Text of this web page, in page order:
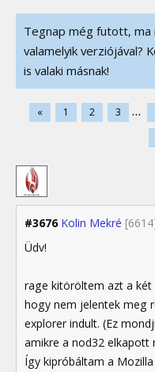
Tegnap még futott, ma
valamelyik verziójával?
is valaki másnak!
« 1 2 3 ...
#3676 Kolin Mekré
Üdv!
rage kitöröltem azt a két
hogy nem jelentek meg
explorer indult. (Ez
amikre a nod32 elkapott
Így kipróbáltam a